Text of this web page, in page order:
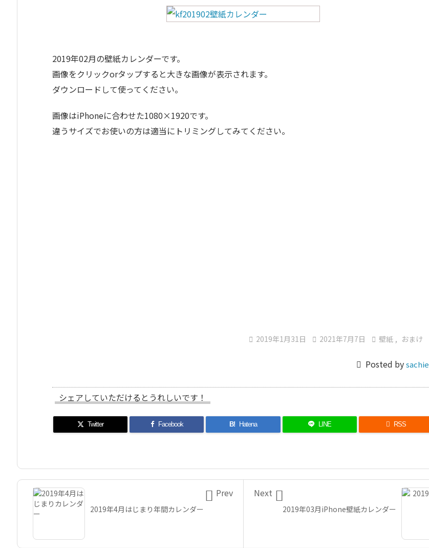
2019年02月の壁紙カレンダーです。
画像をクリックorタップすると大きな画像が表示されます。
ダウンロードして使ってください。
画像はiPhoneに合わせた1080×1920です。
違うサイズでお使いの方は適当にトリミングしてみてください。
 2019年1月31日  2021年7月7日  壁紙 , おまけ
 Posted bysachie
シェアしていただけるとうれしいです！
Twitter Facebook B! Hatena LINE  RSS
2019年03月iPhone壁紙カレンダー

Next
2019年4月はじまり年間カレンダー
 Prev